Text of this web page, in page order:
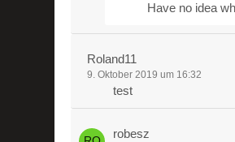
Have no idea
Roland11
9. Oktober 2019 um 16:32
test
robesz